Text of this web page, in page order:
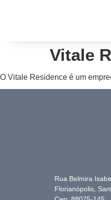
Vitale
O Vitale Residence é um
Rua Belmira
Florianópolis,